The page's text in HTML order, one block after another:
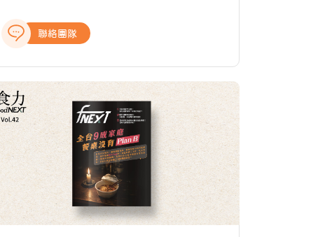
的種種牽動力，從國內外最新產業動態、飲
食美學與文化、科學客觀的知識剖析、深入
觀點。
聯絡團隊